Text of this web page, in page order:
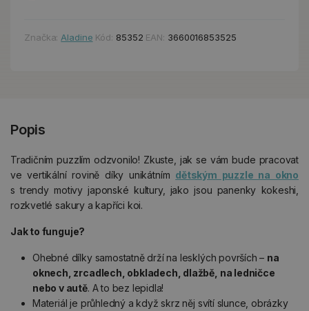
Značka: Aladine Kód: 85352 EAN: 3660016853525
Popis
Tradičním puzzlím odzvonilo! Zkuste, jak se vám bude pracovat
ve vertikální rovině díky unikátním dětským puzzle na okno
s trendy motivy japonské kultury, jako jsou panenky kokeshi,
rozkvetlé sakury a kapříci koi.
Jak to funguje?
Ohebné dílky samostatně drží na lesklých površích – na
oknech, zrcadlech, obkladech, dlažbě, na ledničce
nebo v autě. A to bez lepidla!
Materiál je průhledný a když skrz něj svítí slunce, obrázky